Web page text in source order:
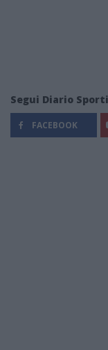
Segui Diario
FACEBOOK